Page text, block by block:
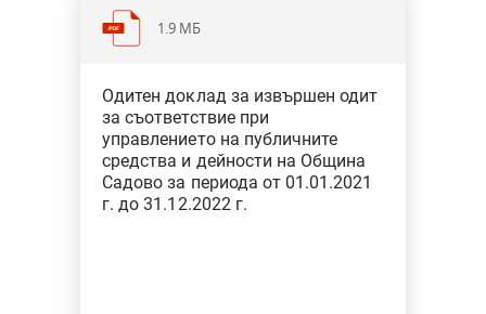
1.9 МБ
Тип: Одит за съответствие при
финансовото управление
Одитен доклад за извършен одит
за съответствие при
управлението на публичните
средства и дейности на Община
Садово за периода от 01.01.2021
г. до 31.12.2022 г.